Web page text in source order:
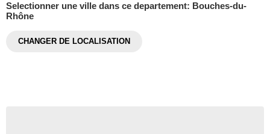
Selectionner une ville dans ce departement: Bouches-du-
Rhône
CHANGER DE LOCALISATION